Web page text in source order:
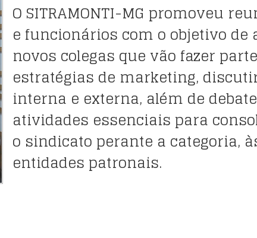
O SITRAMONTI-MG promoveu
e funcionários com o objetivo de
novos colegas que vão fazer
estratégias de marketing,
interna e externa, além de
atividades essenciais para
o sindicato perante a categoria,
entidades patronais.